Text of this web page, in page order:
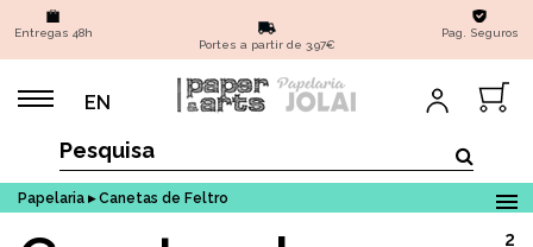
Entregas 48h
Portes a partir de 3,97€
Pag. Seguros
EN
Papelaria ▸ Canetas de Feltro
2